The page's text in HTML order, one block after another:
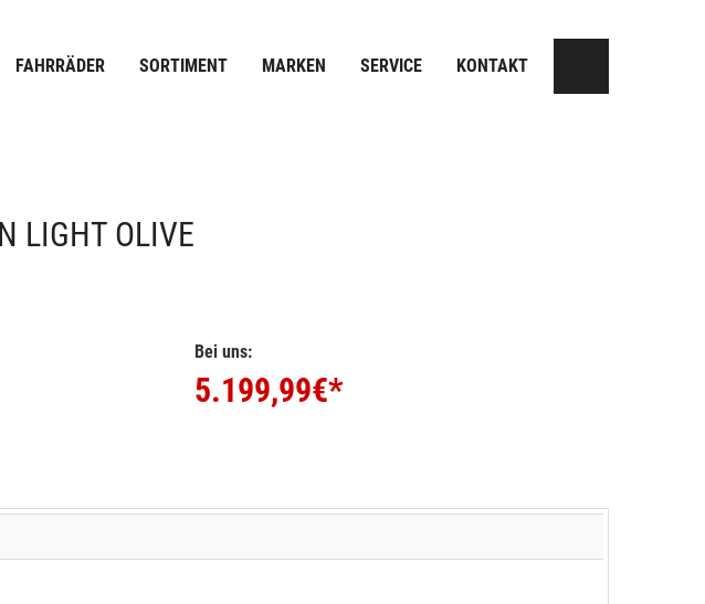
FAHRRÄDER SORTIMENT MARKEN SERVICE KONTAKT
LIGHT OLIVE
Bei uns:
5.199,99€*